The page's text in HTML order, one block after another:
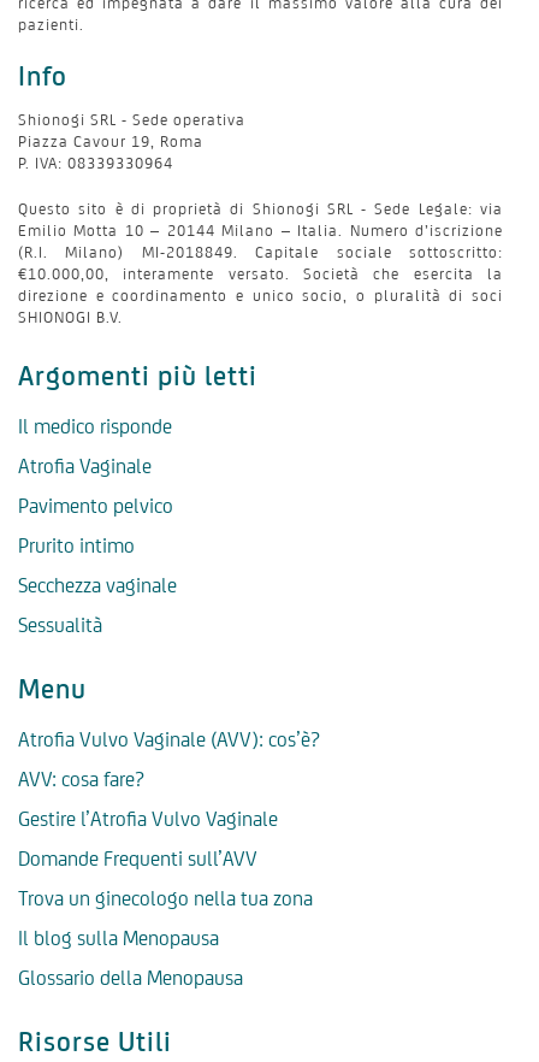
pazienti.
Info
Shionogi SRL - Sede operativa
Piazza Cavour 19, Roma
P. IVA: 08339330964
Questo sito è di proprietà di Shionogi SRL - Sede Legale: via
Emilio Motta 10 – 20144 Milano – Italia. Numero d’iscrizione
(R.I. Milano) MI-2018849. Capitale sociale sottoscritto:
€10.000,00, interamente versato. Società che esercita la
direzione e coordinamento e unico socio, o pluralità di soci
SHIONOGI B.V.
Argomenti più letti
Il medico risponde
Atrofia Vaginale
Pavimento pelvico
Prurito intimo
Secchezza vaginale
Sessualità
Menu
Atrofia Vulvo Vaginale (AVV): cos’è?
AVV: cosa fare?
Gestire l’Atrofia Vulvo Vaginale
Domande Frequenti sull’AVV
Trova un ginecologo nella tua zona
Il blog sulla Menopausa
Glossario della Menopausa
Risorse Utili